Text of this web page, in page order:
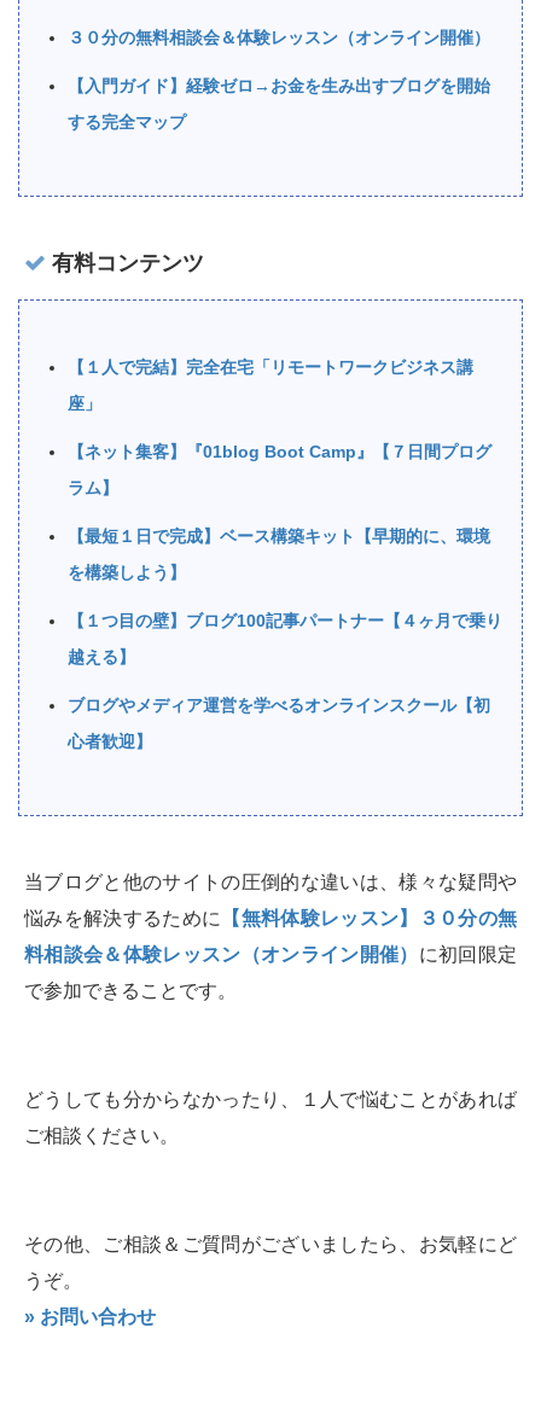
３０分の無料相談会＆体験レッスン（オンライン開催）
【入門ガイド】経験ゼロ→お金を生み出すブログを開始
する完全マップ
有料コンテンツ
【１人で完結】完全在宅「リモートワークビジネス講
座」
【ネット集客】『01blog Boot Camp』【７日間プログ
ラム】
【最短１日で完成】ベース構築キット【早期的に、環境
を構築しよう】
【１つ目の壁】ブログ100記事パートナー【４ヶ月で乗り
越える】
ブログやメディア運営を学べるオンラインスクール【初
心者歓迎】
当ブログと他のサイトの圧倒的な違いは、様々な疑問や
悩みを解決するために
【無料体験レッスン】３０分の無
料相談会＆体験レッスン（オンライン開催） に初回限定
で参加できることです。
どうしても分からなかったり、１人で悩むことがあれば
ご相談ください。
その他、ご相談＆ご質問がございましたら、お気軽にど
うぞ。
» お問い合わせ